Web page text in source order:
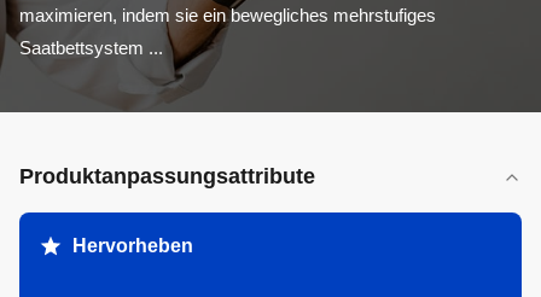
maximieren, indem sie ein bewegliches mehrstufiges
Saatbettsystem ...
Produktanpassungsattribute
Hervorheben